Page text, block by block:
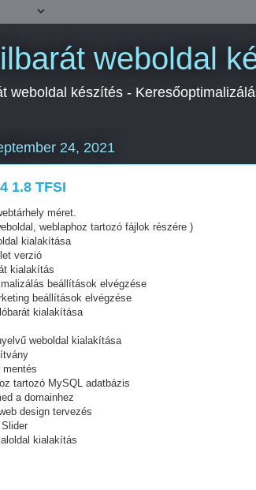
weboldal
weboldal készítés -
24, 2021
1.8 TFSI
méret.
weblaphoz tartozó fájlok részére )
kialakítása
verzió
kialakítás
beállítások elvégzése
beállítások elvégzése
kialakítása
weboldal kialakítása
mentés
tartozó MySQL adatbázis
a domainhez
design tervezés
kialakítás